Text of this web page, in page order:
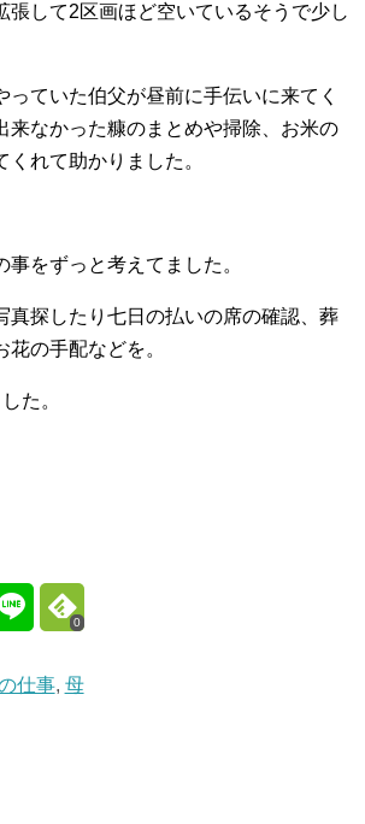
張して2区画ほど空いているそうで少し
っていた伯父が昼前に手伝いに来てく
来なかった糠のまとめや掃除、お米の
れて助かりました。
をずっと考えてました。
真探したり七日の払いの席の確認、葬
の手配などを。
た。
0
仕事, 母